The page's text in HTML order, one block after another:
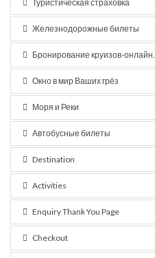
Туристическая страховка
Железнодорожные билеты
Бронирование круизов-онлайн.
Окно в мир Ваших грёз
Моря и Реки
Автобусные билеты
Destination
Activities
Enquiry Thank You Page
Checkout